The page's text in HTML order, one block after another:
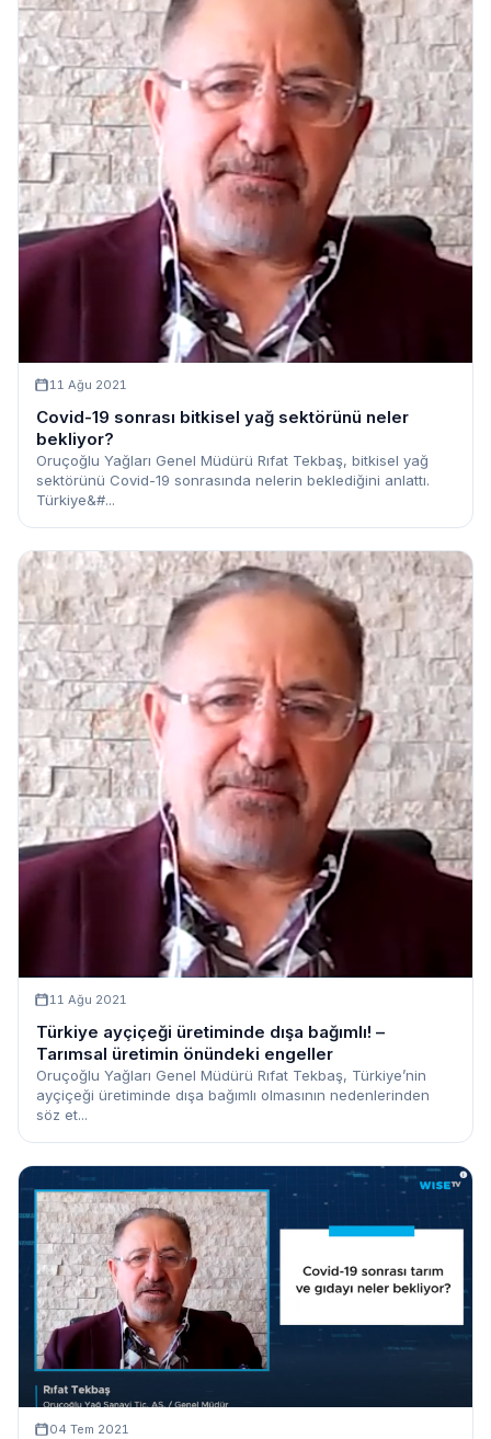
11 Ağu 2021
Covid-19 sonrası bitkisel yağ sektörünü neler
bekliyor?
Oruçoğlu Yağları Genel Müdürü Rıfat Tekbaş, bitkisel yağ
sektörünü Covid-19 sonrasında nelerin beklediğini anlattı.
Türkiye&#...
11 Ağu 2021
Türkiye ayçiçeği üretiminde dışa bağımlı! –
Tarımsal üretimin önündeki engeller
Oruçoğlu Yağları Genel Müdürü Rıfat Tekbaş, Türkiye’nin
ayçiçeği üretiminde dışa bağımlı olmasının nedenlerinden
söz et...
04 Tem 2021